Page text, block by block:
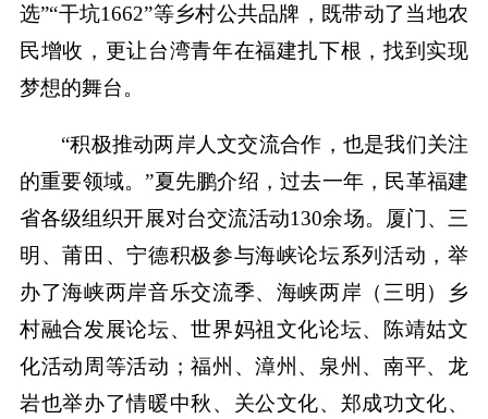
选”“干坑1662”等乡村公共品牌，既带动了当地农
民增收，更让台湾青年在福建扎下根，找到实现
梦想的舞台。
“积极推动两岸人文交流合作，也是我们关注
的重要领域。”夏先鹏介绍，过去一年，民革福建
省各级组织开展对台交流活动130余场。厦门、三
明、莆田、宁德积极参与海峡论坛系列活动，举
办了海峡两岸音乐交流季、海峡两岸（三明）乡
村融合发展论坛、世界妈祖文化论坛、陈靖姑文
化活动周等活动；福州、漳州、泉州、南平、龙
岩也举办了情暖中秋、关公文化、郑成功文化、